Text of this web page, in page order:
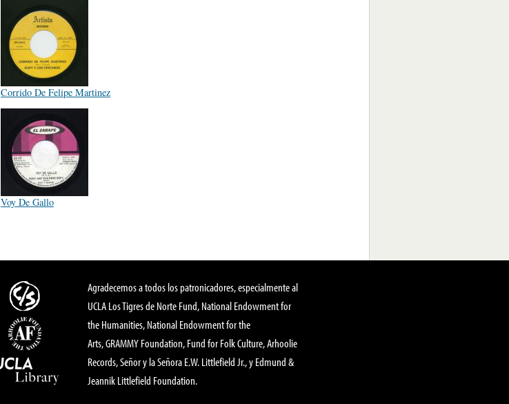
Corrido De Felipe Martinez
Voy De Gallo
Agradecemos a todos los patronicadores, especialmente al
UCLA Los Tigres de Norte Fund, National Endowment for
the Humanities, National Endowment for the
Arts, GRAMMY Foundation, Fund for Folk Culture, Arhoolie
Records, Señor y la Señora E.W. Littlefield Jr., y Edmund &
Jeannik Littlefield Foundation.